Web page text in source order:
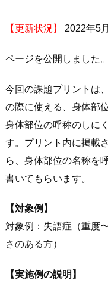
【更新状況】 2022年5
ページを公開しました。
今回の課題プリントは
の際に使える、身体部
身体部位の呼称のしに
す。プリント内に掲載
ら、身体部位の名称を
書いてもらいます。
【対象例】
対象例：失語症（重度
さのある方）
【実施例の説明】